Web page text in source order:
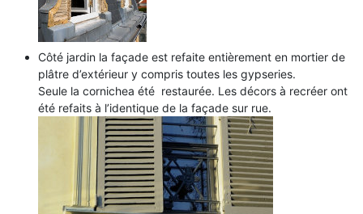
Côté jardin la façade est refaite entièrement en mortier de
plâtre d’extérieur y compris toutes les gypseries.
Seule la cornichea été restaurée. Les décors à recréer ont
été refaits à l’identique de la façade sur rue.